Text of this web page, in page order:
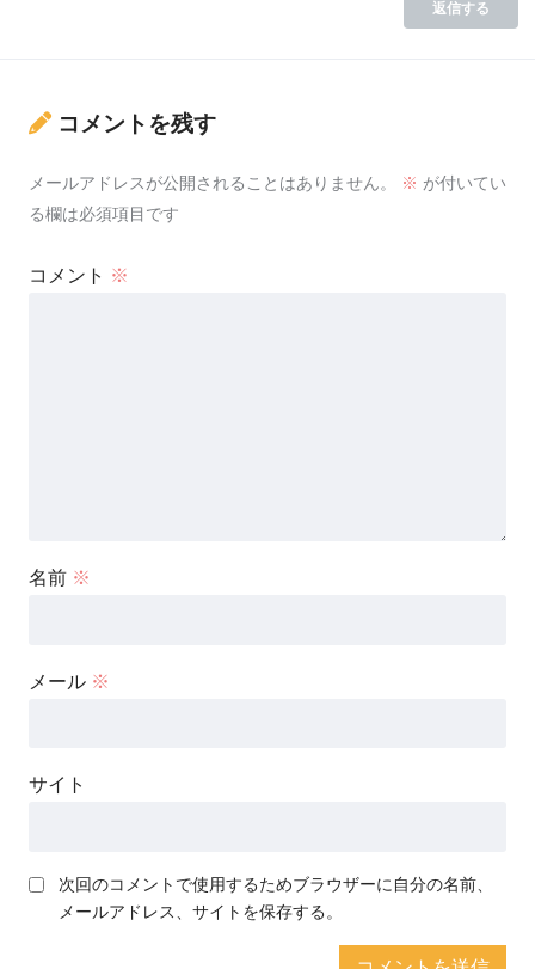
返信する
コメントを残す
メールアドレスが公開されることはありません。 ※ が付いてい
る欄は必須項目です
コメント ※
名前 ※
メール ※
サイト
次回のコメントで使用するためブラウザーに自分の名前、
メールアドレス、サイトを保存する。